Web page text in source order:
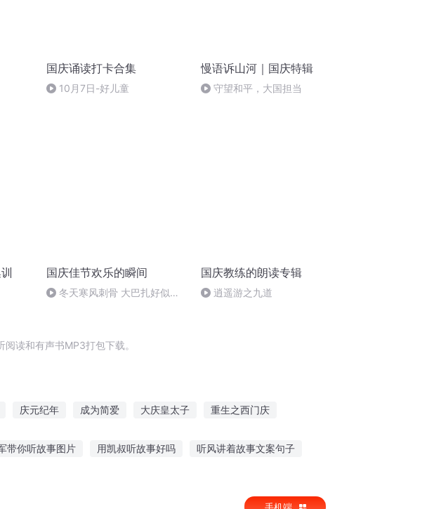
国庆诵读打卡合集
10月7日-好儿童
慢语诉山河｜国庆特辑
守望和平，大国担当
国庆佳节欢乐的瞬间
冬天寒风刺骨 大巴扎好似温
国庆教练的朗读专辑
逍遥游之九道
读和有声书MP3打包下载。
庆元纪年 成为简爱 大庆皇太子 重生之西门庆
带你听故事图片 用凯叔听故事好吗 听风讲着故事文案句子